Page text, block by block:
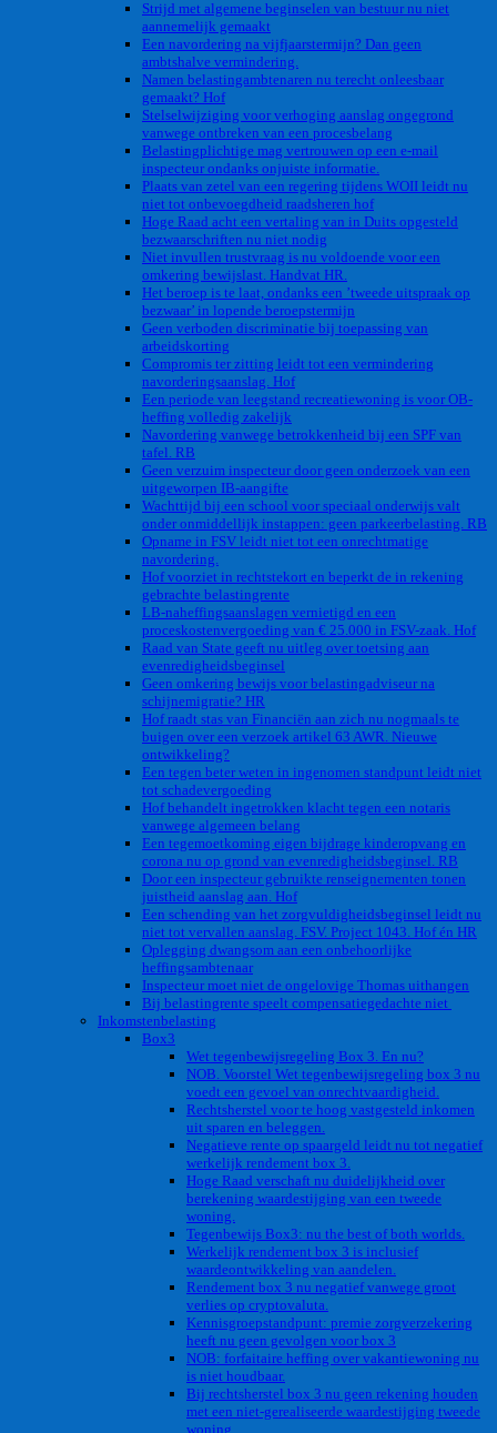
Strijd met algemene beginselen van bestuur nu niet
aannemelijk gemaakt
Een navordering na vijfjaarstermijn? Dan geen
ambtshalve vermindering.
Namen belastingambtenaren nu terecht onleesbaar
gemaakt? Hof
Stelselwijziging voor verhoging aanslag ongegrond
vanwege ontbreken van een procesbelang
Belastingplichtige mag vertrouwen op een e-mail
inspecteur ondanks onjuiste informatie.
Plaats van zetel van een regering tijdens WOII leidt nu
niet tot onbevoegdheid raadsheren hof
Hoge Raad acht een vertaling van in Duits opgesteld
bezwaarschriften nu niet nodig
Niet invullen trustvraag is nu voldoende voor een
omkering bewijslast. Handvat HR.
Het beroep is te laat, ondanks een ’tweede uitspraak op
bezwaar’ in lopende beroepstermijn
Geen verboden discriminatie bij toepassing van
arbeidskorting
Compromis ter zitting leidt tot een vermindering
navorderingsaanslag. Hof
Een periode van leegstand recreatiewoning is voor OB-
heffing volledig zakelijk
Navordering vanwege betrokkenheid bij een SPF van
tafel. RB
Geen verzuim inspecteur door geen onderzoek van een
uitgeworpen IB-aangifte
Wachttijd bij een school voor speciaal onderwijs valt
onder onmiddellijk instappen: geen parkeerbelasting. RB
Opname in FSV leidt niet tot een onrechtmatige
navordering.
Hof voorziet in rechtstekort en beperkt de in rekening
gebrachte belastingrente
LB-naheffingsaanslagen vernietigd en een
proceskostenvergoeding van € 25.000 in FSV-zaak. Hof
Raad van State geeft nu uitleg over toetsing aan
evenredigheidsbeginsel
Geen omkering bewijs voor belastingadviseur na
schijnemigratie? HR
Hof raadt stas van Financiën aan zich nu nogmaals te
buigen over een verzoek artikel 63 AWR. Nieuwe
ontwikkeling?
Een tegen beter weten in ingenomen standpunt leidt niet
tot schadevergoeding
Hof behandelt ingetrokken klacht tegen een notaris
vanwege algemeen belang
Een tegemoetkoming eigen bijdrage kinderopvang en
corona nu op grond van evenredigheidsbeginsel. RB
Door een inspecteur gebruikte renseignementen tonen
juistheid aanslag aan. Hof
Een schending van het zorgvuldigheidsbeginsel leidt nu
niet tot vervallen aanslag. FSV. Project 1043. Hof én HR
Oplegging dwangsom aan een onbehoorlijke
heffingsambtenaar
Inspecteur moet niet de ongelovige Thomas uithangen
Bij belastingrente speelt compensatiegedachte niet
Inkomstenbelasting
Box3
Wet tegenbewijsregeling Box 3. En nu?
NOB. Voorstel Wet tegenbewijsregeling box 3 nu
voedt een gevoel van onrechtvaardigheid.
Rechtsherstel voor te hoog vastgesteld inkomen
uit sparen en beleggen.
Negatieve rente op spaargeld leidt nu tot negatief
werkelijk rendement box 3.
Hoge Raad verschaft nu duidelijkheid over
berekening waardestijging van een tweede
woning.
Tegenbewijs Box3: nu the best of both worlds.
Werkelijk rendement box 3 is inclusief
waardeontwikkeling van aandelen.
Rendement box 3 nu negatief vanwege groot
verlies op cryptovaluta.
Kennisgroepstandpunt: premie zorgverzekering
heeft nu geen gevolgen voor box 3
NOB: forfaitaire heffing over vakantiewoning nu
is niet houdbaar.
Bij rechtsherstel box 3 nu geen rekening houden
met een niet-gerealiseerde waardestijging tweede
woning.